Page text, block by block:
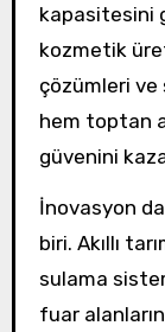
kapasitesini
kozmetik
çözümleri
hem toptan
güvenini
İnovasyon da
biri. Akıllı
sulama
fuar